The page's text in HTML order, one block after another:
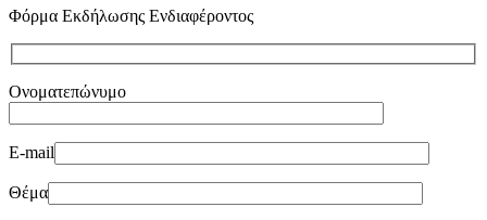
Φόρμα Εκδήλωσης Ενδιαφέροντος
Ονοματεπώνυμο
E-mail
Θέμα